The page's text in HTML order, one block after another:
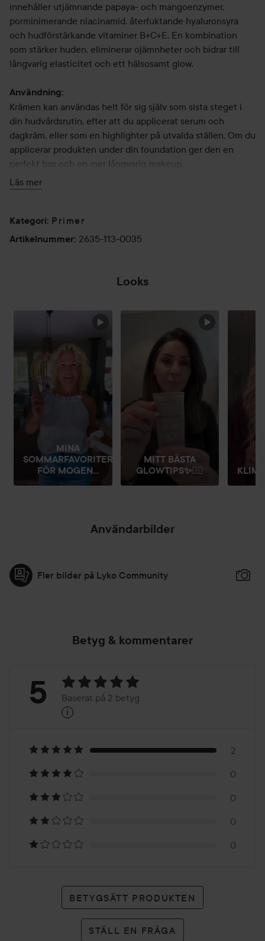
innehåller utjämnande papaya- och mangoenzymer,
porminimerande niacinamid, återfuktande hyaluronsyra
och hudförstärkande vitaminer B+C+E. En kombination
som stärker huden, eliminerar ojämnheter och bidrar till
långvarig elasticitet och ett hälsosamt glow.
Användning:
Krämen kan användas helt för sig själv som sista steget i
din hudvårdsrutin, efter att du applicerat serum och
dagkräm, eller som en highlighter på utvalda ställen. Om du
applicerar produkten under din foundation ger den en
perfekt bas och en mer långvarig makeup.
35 ml
Läs mer
Kategori: Primer
Artikelnummer: 2635-113-0035
Looks
HOPPA ÖVER SEKTIONEN
MINA
SOMMARFAVORITER
FÖR MOGEN...
MITT BÄSTA
GLOWTIPS✨👌🏻
Användarbilder
Fler bilder på Lyko Community
Betyg & kommentarer
Betyg:
Baserat
på
2
betyg
5 Baserat på 2 betyg
i
2
0
0
0
0
BETYGSÄTT PRODUKTEN
STÄLL EN FRÅGA